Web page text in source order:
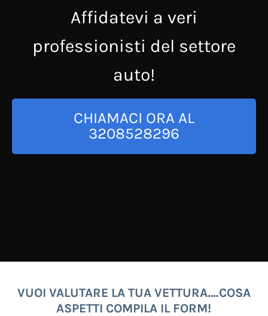
Affidatevi a veri
professionisti del settore
auto!
CHIAMACI ORA AL
3208528296
VUOI VALUTARE LA TUA VETTURA….COSA
ASPETTI COMPILA IL FORM!